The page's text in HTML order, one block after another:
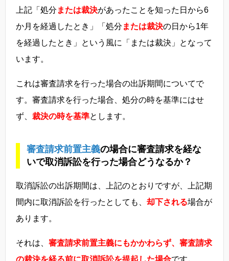
上記「処分 または裁決があったことを知った日から6
か月を経過したとき」「処分 または裁決の日から1年
を経過したとき」という風に「または裁決」となって
います。
これは審査請求を行った場合の出訴期間についてで
す。審査請求を行った場合、処分の時を基準にはせ
ず、 裁決の時を基準とします。
審査請求前置主義の場合に審査請求を経な
いで取消訴訟を行った場合どうなるか？
取消訴訟の出訴期間は、上記のとおりですが、上記期
間内に取消訴訟を行ったとしても、 却下される場合が
あります。
それは、 審査請求前置主義にもかかわらず、審査請求
の裁決を経る前に取消訴訟を提起した場合です。